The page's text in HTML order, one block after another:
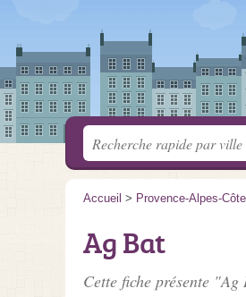
Accueil > Provence-Alpes-
Ag Bat
Cette fiche présente